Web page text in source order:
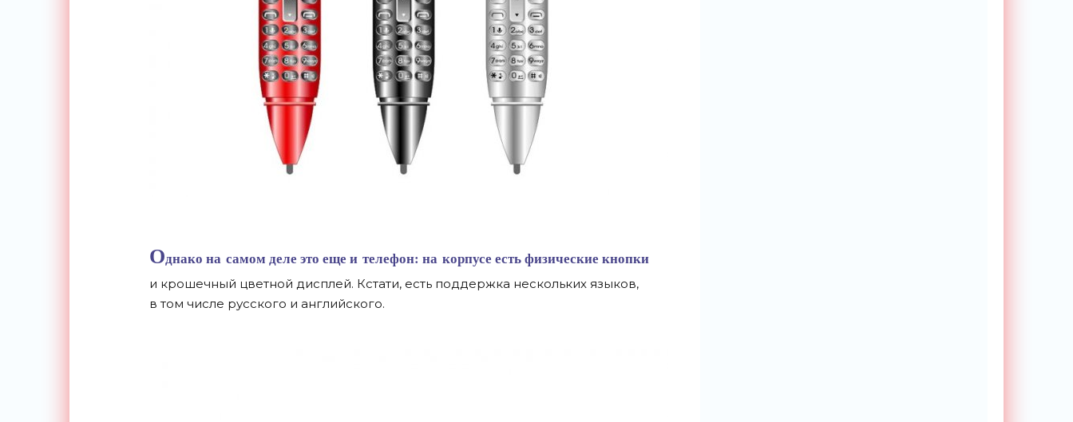
Однако на самом деле это еще и телефон: на корпусе есть физические кнопки
и крошечный цветной дисплей. Кстати, есть поддержка нескольких языков,
в том числе русского и английского.